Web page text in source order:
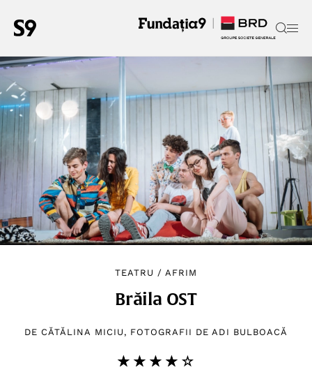
TEATRU /AFRIM
Brăila OST
DE CĂTĂLINA MICIU , FOTOGRAFII DEADI BULBOACĂ
★★★★★
☆☆☆☆☆